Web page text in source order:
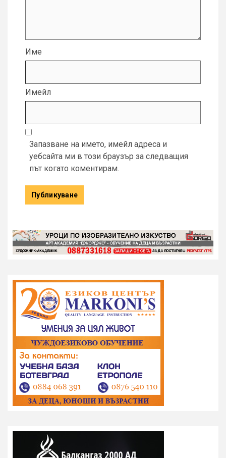
Име
Имейл
Запазване на името, имейл адреса и
уебсайта ми в този браузър за следващия
път когато коментирам.